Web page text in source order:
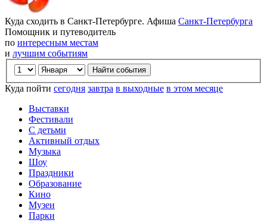
Куда сходить в Санкт-Петербурге. Афиша Санкт-Петербурга
Помощник и путеводитель
по интересным местам
и лучшим событиям
Куда пойти сегодня завтра в выходные в этом месяце
Выставки
Фестивали
С детьми
Активный отдых
Музыка
Шоу
Праздники
Образование
Кино
Музеи
Парки